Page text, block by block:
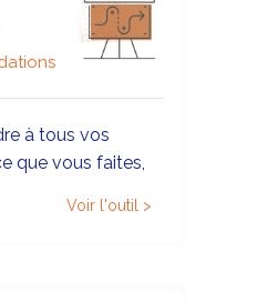
à tous vos
que vous faites,
Voir l'outil >